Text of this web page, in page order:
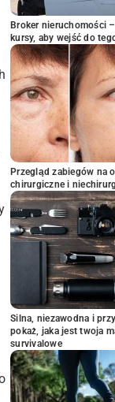
Broker nieruchomości
kursy, aby wejść do
Przegląd zabiegów na
chirurgiczne i
Silna, niezawodna i
pokaż, jaka jest twoja
survivalowe